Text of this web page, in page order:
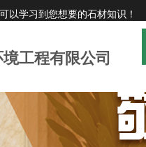
工程有限公司
以学习到您想要的石材知识！